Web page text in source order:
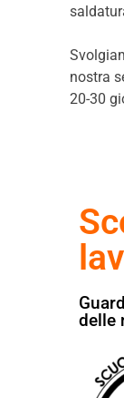
nostra
20-30
delle